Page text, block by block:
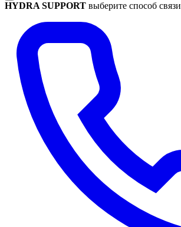
HYDRA SUPPORT выберите способ связи